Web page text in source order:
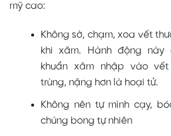
mỹ cao:
Không sờ, chạm, xoa vết
khi xăm. Hành động
khuẩn xâm nhập vào
trùng, nặng hơn là hoại tử.
Không nên tự mình cạy,
chúng bong tự nhiên